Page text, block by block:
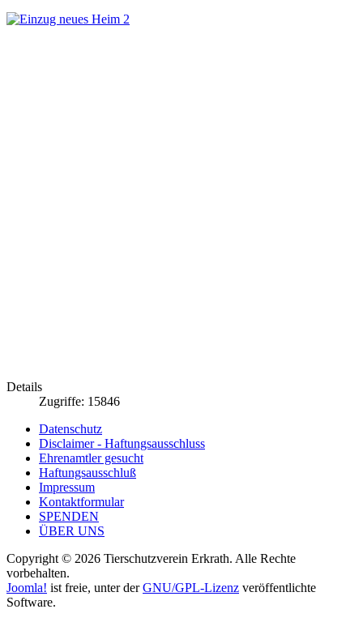
Details
Zugriffe: 15846
Datenschutz
Disclaimer - Haftungsausschluss
Ehrenamtler gesucht
Haftungsausschluß
Impressum
Kontaktformular
SPENDEN
ÜBER UNS
Copyright © 2026 Tierschutzverein Erkrath. Alle Rechte
vorbehalten.
Joomla! ist freie, unter derGNU/GPL-Lizenz veröffentlichte
Software.